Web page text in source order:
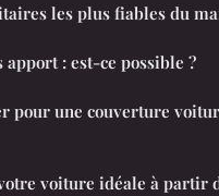
les plus fiables du
apport : est-ce possible ?
pour une couverture
voiture idéale à partir